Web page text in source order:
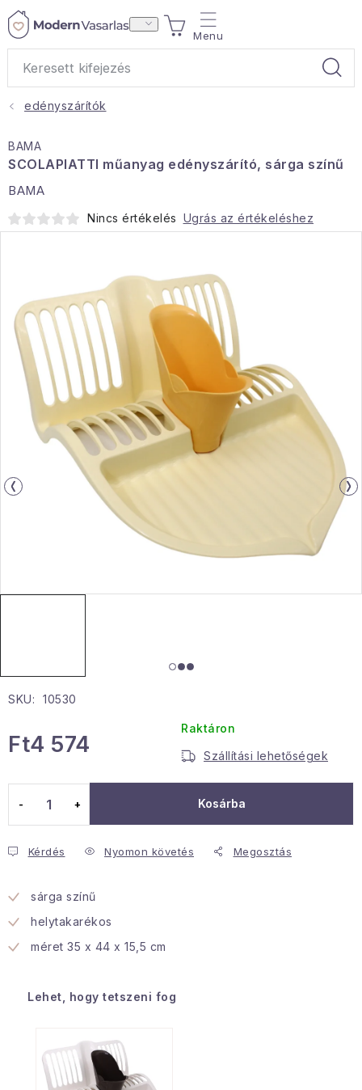
Ugrás
KOSÁR
Ajándékok
Otthoni illatok
Hobbi és kert
Gyűjtemény
Egészség és szépség
Sport és szabadban
Gyermekeknek
Sziasztok, hív a nyár.
Karácsonyi esemény
Januári akció
Hogyan kell panaszkodni / visszaadni az áruka
Érintkezés
Rólunk
edényszárítók
SKU: 10530
Ft4 574
Raktáron
Szállítási lehetőségek
Kosárba
Kérdés Nyomon követés Megosztás
sárga színű
helytakarékos
méret 35 x 44 x 15,5 cm
Lehet, hogy tetszeni fog
BAMA
SCOLAPIATTI műanyag edényszárító, sárga színű
BAMA
Nincs értékelés Ugrás az értékeléshez